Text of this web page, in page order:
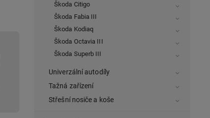
Škoda Citigo
Škoda Fabia III
Škoda Kodiaq
Škoda Octavia III
Škoda Superb III
Univerzální autodíly
Tažná zařízení
Střešní nosiče a koše